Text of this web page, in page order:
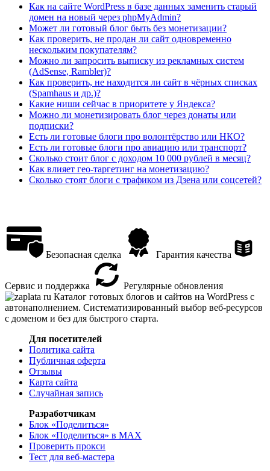
Как на сайте WordPress в базе данных заменить старый
домен на новый через phpMyAdmin?
Может ли готовый блог быть без монетизации?
Как проверить, не продан ли сайт одновременно
нескольким покупателям?
Можно ли запросить выписку из рекламных систем
(AdSense, Rambler)?
Как проверить, не находится ли сайт в чёрных списках
(Spamhaus и др.)?
Какие ниши сейчас в приоритете у Яндекса?
Можно ли монетизировать блог через донаты или
подписки?
Есть ли готовые блоги про волонтёрство или НКО?
Есть ли готовые блоги про авиацию или транспорт?
Сколько стоит блог с доходом 10 000 рублей в месяц?
Как влияет гео-таргетинг на монетизацию?
Сколько стоят блоги с трафиком из Дзена или соцсетей?
Безопасная сделка Гарантия качества
Сервис и поддержка
Регулярные обновления
Каталог готовых блогов и сайтов на WordPress с
автонаполнением. Систематизированный выбор веб-ресурсов
с доменом и без для быстрого старта.
Для посетителей
Политика сайта
Публичная оферта
Отзывы
Карта сайта
Случайная запись
Разработчикам
Блок «Поделиться»
Блок «Поделиться» в MAX
Проверить прокси
Тест для веб-мастера